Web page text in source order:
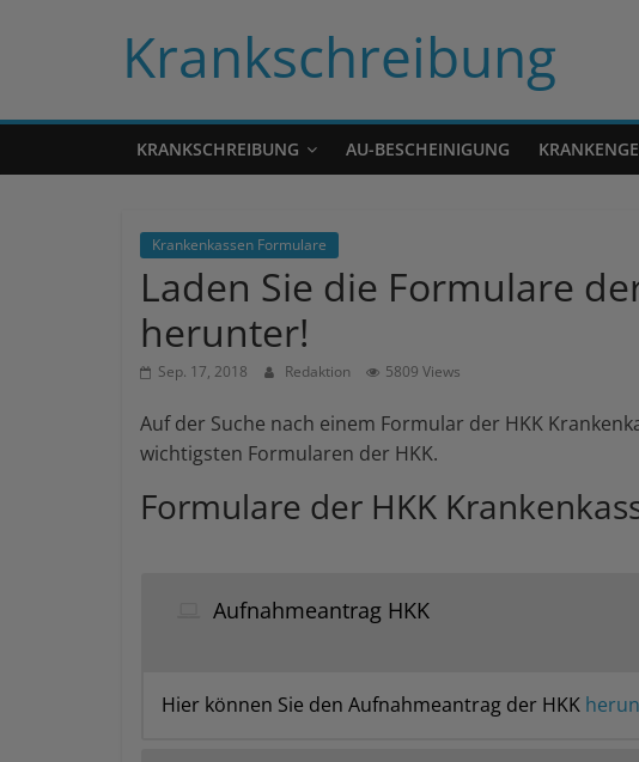
Krankschreibung
KRANKSCHREIBUNG AU-BESCHEINIGUNG
Krankenkassen Formulare
Laden Sie die Formulare
herunter!
Sep. 17, 2018 Redaktion 5809 Views
Auf der Suche nach einem Formular der HKK
wichtigsten Formularen der HKK.
Formulare der HKK
Aufnahmeantrag HKK
Hier können Sie den Aufnahmeantrag der HKK